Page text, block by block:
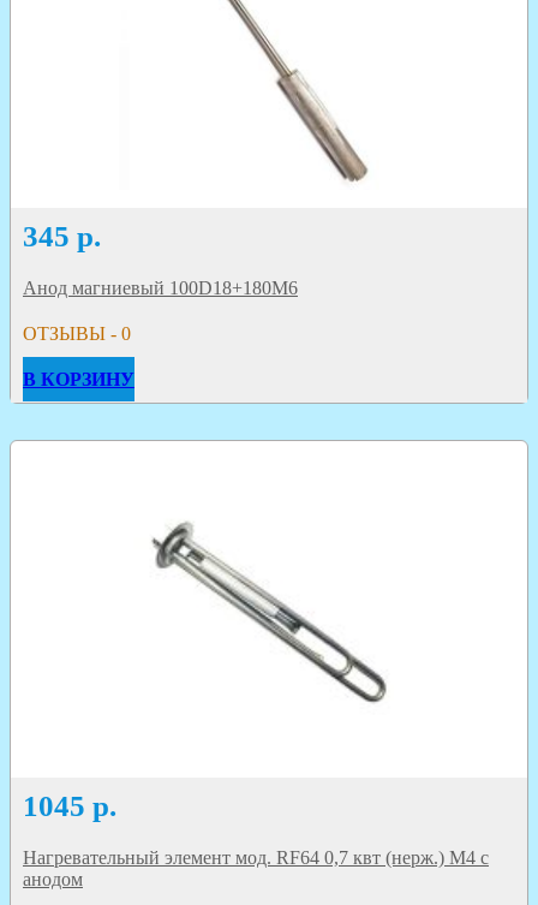
345 р.
Анод магниевый 100D18+180M6
ОТЗЫВЫ - 0
В КОРЗИНУ
1045 р.
Нагревательный элемент мод. RF64 0,7 квт (нерж.) M4 с
анодом